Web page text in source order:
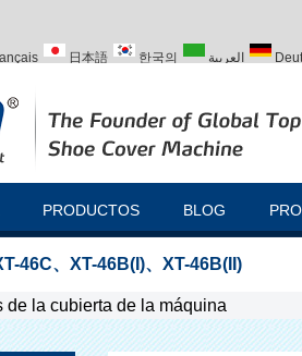
日本語 한국의 العربية
PRODUCTOS BLOG
46C、 XT-46B(I)、 XT-46B(II)
de la cubierta de la máquina